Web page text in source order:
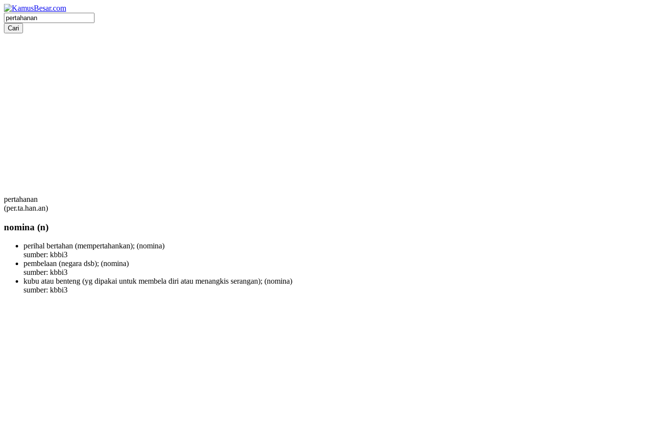
pertahanan
(per.ta.han.an)
nomina (n)
perihal bertahan (mempertahankan); (nomina)
sumber: kbbi3
pembelaan (negara dsb); (nomina)
sumber: kbbi3
kubu atau benteng (yg dipakai untuk membela diri atau menangkis serangan); (nomina)
sumber: kbbi3